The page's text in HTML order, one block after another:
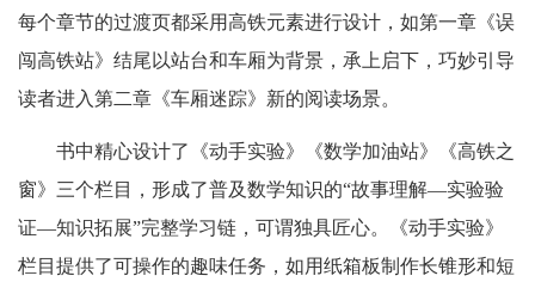
每个章节的过渡页都采用高铁元素进行设计，如第一章《误
闯高铁站》结尾以站台和车厢为背景，承上启下，巧妙引导
读者进入第二章《车厢迷踪》新的阅读场景。
书中精心设计了《动手实验》《数学加油站》《高铁之
窗》三个栏目，形成了普及数学知识的“故事理解—实验验
证—知识拓展”完整学习链，可谓独具匠心。《动手实验》
栏目提供了可操作的趣味任务，如用纸箱板制作长锥形和短